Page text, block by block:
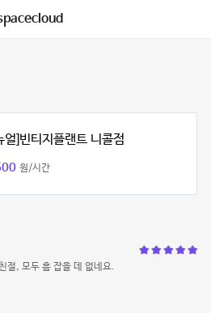
얼]빈티지플랜트 니콜점
원/시간
절, 모두 흠 잡을 데 없네요.